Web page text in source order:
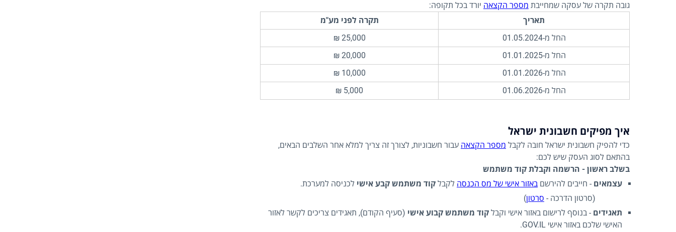
גובה תקרה של עסקה שמחייבת מספר הקצאה יורד בכל תקופה:
תאריך
תקרה לפני מע"מ
החל מ-01.05.2024
25,000 ₪
החל מ-01.01.2025
20,000 ₪
החל מ-01.01.2026
10,000 ₪
החל מ-01.06.2026
5,000 ₪
איך מפיקים חשבונית ישראל
כדי להפיק חשבונית ישראל חובה לקבל מספר הקצאה עבור חשבוניות, לצורך זה צריך למלא אחר השלבים הבאים,
בהתאם לסוג העסק שיש לכם:
בשלב ראשון - הרשמה וקבלת קוד משתמש
עצמאים - חייבים להירשם באזור אישי של מס הכנסה לקבל קוד משתמש קבע אישי לכניסה למערכת.
(סרטון הדרכה - סרטון)
תאגידים - בנוסף לרישום באזור אישי וקבל קוד משתמש קבוע אישי (סעיף הקודם), תאגידים צריכים לקשר לאזור
האישי שלכם באזור אישי GOV.IL.